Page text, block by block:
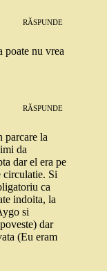
RĂSPUNDE
poate nu vrea
RĂSPUNDE
parcare la
da
dar el era pe
circulatie. Si
ca
indoita, la
si
dar
(Eu eram